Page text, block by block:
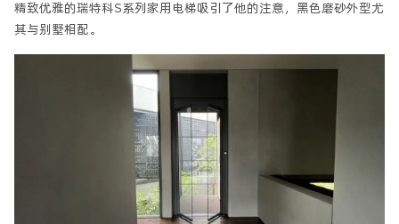
精致优雅的瑞特科S系列家用电梯吸引了他的注意，黑色磨砂外型尤
其与别墅相配。